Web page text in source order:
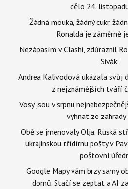
dělo 24.
Žádná mouka, žádný cukr,
Ronalda je záměrně
Nezápasím v Clashi, zdůraznil
Sivák
Andrea Kalivodová ukázala svůj
z nejznámějších tváří
Vosy jsou v srpnu
vyhnat ze zahrady
Obě se jmenovaly Olja. Ruská
ukrajinskou třídírnu pošty v
poštovní
Google Mapy vám brzy samy
domů. Stačí se zeptat a AI